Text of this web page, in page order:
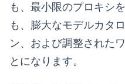
も、最小限のプロキシ
も、膨大なモデルカタ
ン、および調整された
とになります。